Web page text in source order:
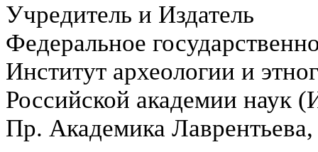
Учредитель и Издатель
Федеральное
Институт археологии и
Российской академии
Пр. Академика